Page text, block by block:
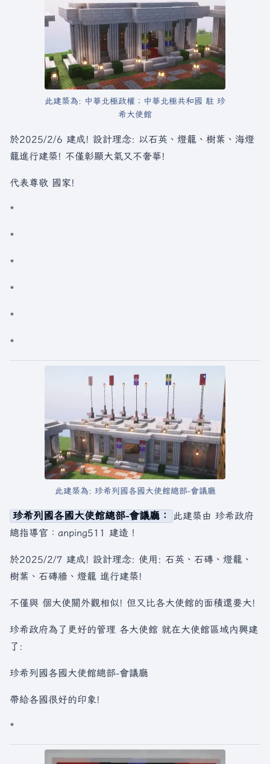
此建築為: 中華北極政權；中華北極共和國 駐 珍
希大使館
於2025/2/6 建成! 設計理念: 以石英、燈籠、樹葉、海燈
籠進行建築! 不僅彰顯大氣又不奢華!
代表尊敬 國家!
*
*
*
*
*
*
此建築為: 珍希列國各國大使館總部-會議廳
珍希列國各國大使館總部-會議廳：
此建築由 珍希政府
總指導官：anping511 建造！
於2025/2/7 建成! 設計理念: 使用: 石英、石磚、燈籠、
樹葉、石磚牆、燈籠 進行建築!
不僅與 個大使關外觀相似! 但又比各大使館的面積還要大!
珍希政府為了更好的管理 各大使館 就在大使館區域內興建
了:
珍希列國各國大使館總部-會議廳
帶給各國很好的印象!
*